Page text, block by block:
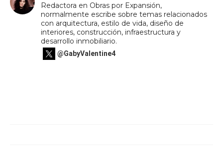
Redactora en Obras por Expansión,
normalmente escribe sobre temas relacionados
con arquitectura, estilo de vida, diseño de
interiores, construcción, infraestructura y
desarrollo inmobiliario.
@GabyValentine4